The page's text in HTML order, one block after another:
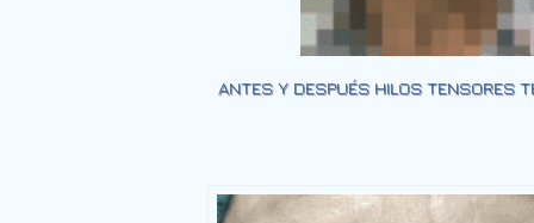
ANTES Y DESPUÉS HILOS TENSORES